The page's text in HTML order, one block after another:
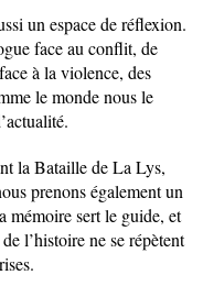
un espace de réflexion.
face au conflit, de
à la violence, des
le monde nous le
la Bataille de La Lys,
prenons également un
mémoire sert le guide, et
l’histoire ne se répètent